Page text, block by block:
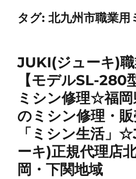
タグ:北九州市職業用
JUKI(ジューキ)
【モデルSL-280
ミシン修理☆福岡
のミシン修理・
「ミシン生活」
ーキ)正規代理店
岡・下関地域